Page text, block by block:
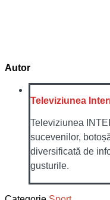
Autor
Televiziunea
Televiziunea
sucevenilor,
diversificată de
gusturile.